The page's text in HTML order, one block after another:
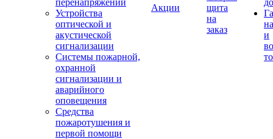
перенапряжений
Устройства
оптической и
акустической
сигнализации
Системы пожарной,
охранной
сигнализации и
аварийного
оповещения
Средства
пожаротушения и
первой помощи
Акции
щита
на
заказ
и